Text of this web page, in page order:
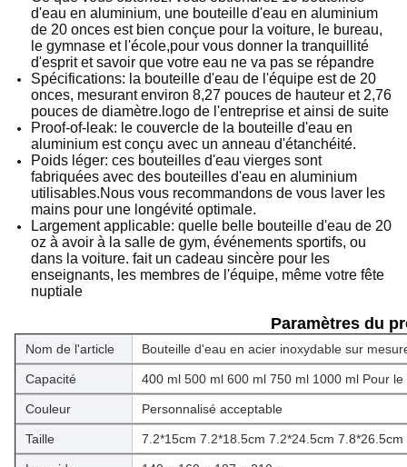
d'eau en aluminium, une bouteille d'eau en aluminium
de 20 onces est bien conçue pour la voiture, le bureau,
le gymnase et l'école,pour vous donner la tranquillité
d'esprit et savoir que votre eau ne va pas se répandre
Spécifications: la bouteille d'eau de l'équipe est de 20
onces, mesurant environ 8,27 pouces de hauteur et 2,76
pouces de diamètre.logo de l'entreprise et ainsi de suite
Proof-of-leak: le couvercle de la bouteille d'eau en
aluminium est conçu avec un anneau d'étanchéité.
Poids léger: ces bouteilles d'eau vierges sont
fabriquées avec des bouteilles d'eau en aluminium
utilisables.Nous vous recommandons de vous laver les
mains pour une longévité optimale.
Largement applicable: quelle belle bouteille d'eau de 20
oz à avoir à la salle de gym, événements sportifs, ou
dans la voiture. fait un cadeau sincère pour les
enseignants, les membres de l'équipe, même votre fête
nuptiale
Paramètres du
Nom de l'article Bouteille d'eau en acier inoxydable sur
Capacité 400 ml 500 ml 600 ml 750 ml 1000 ml Pour
Couleur Personnalisé acceptable
Taille 7.2*15cm 7.2*18.5cm 7.2*24.5cm 7.8*26.5cm